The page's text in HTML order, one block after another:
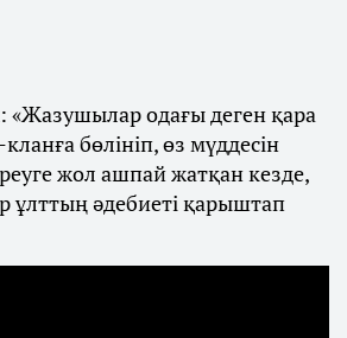
одағы деген қара
бөлініп, өз мүддесін
жол ашпай жатқан кезде,
ұлттың әдебиеті қарыштап